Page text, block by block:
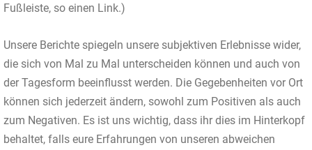
Fußleiste, so einen Link.)
Unsere Berichte spiegeln unsere subjektiven Erlebnisse wider,
die sich von Mal zu Mal unterscheiden können und auch von
der Tagesform beeinflusst werden. Die Gegebenheiten vor Ort
können sich jederzeit ändern, sowohl zum Positiven als auch
zum Negativen. Es ist uns wichtig, dass ihr dies im Hinterkopf
behaltet, falls eure Erfahrungen von unseren abweichen